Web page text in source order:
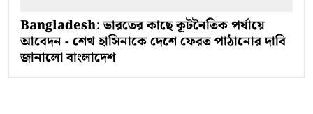
Bangladesh: ভারতের কাছে কূটনৈতিক পর্যায়ে
আবেদন - শেখ হাসিনাকে দেশে ফেরত পাঠানোর দাবি
জানালো বাংলাদেশ